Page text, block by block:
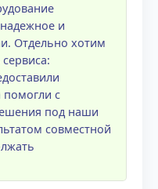
и
Отдельно хотим
помогли с
под наши
совместной